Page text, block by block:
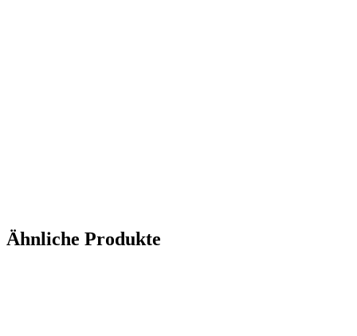
Ähnliche Produkte